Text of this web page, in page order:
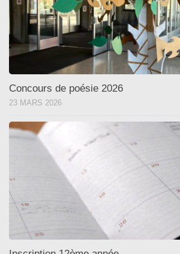
Concours de poésie 2026
23 MARS 2026